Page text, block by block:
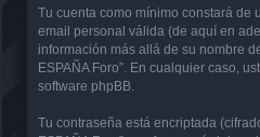
Tu cuenta como mínimo constará de
email personal válida (de aquí en
información más allá de su nombre
ESPAÑA Foro”. En cualquier caso,
software phpBB.
Tu contraseña está encriptada